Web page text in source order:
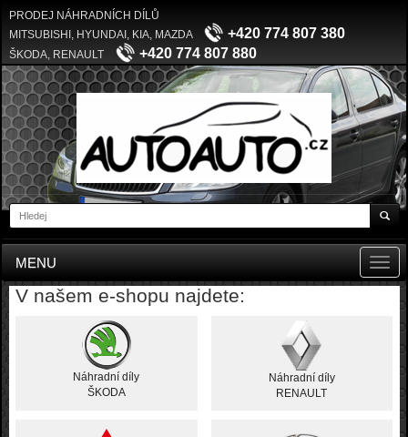
PRODEJ NÁHRADNÍCH DÍLŮ
MITSUBISHI, HYUNDAI, KIA, MAZDA
+420 774 807 380
ŠKODA, RENAULT +420 774 807 880
MENU
V našem e-shopu najdete:
Náhradní díly
ŠKODA
Náhradní díly
RENAULT